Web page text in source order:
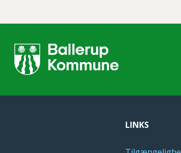
LINKS